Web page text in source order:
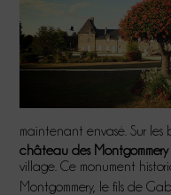
maintenant envasé. Sur les
château des Montgommery
village. Ce monument
Montgommery, le fils de